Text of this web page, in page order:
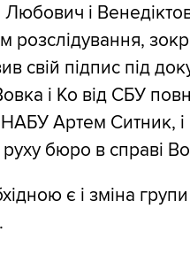
Любович і
розслідування,
свій підпис під
і Ко від СБУ
Артем Ситник, і
бюро в справі
є і зміна